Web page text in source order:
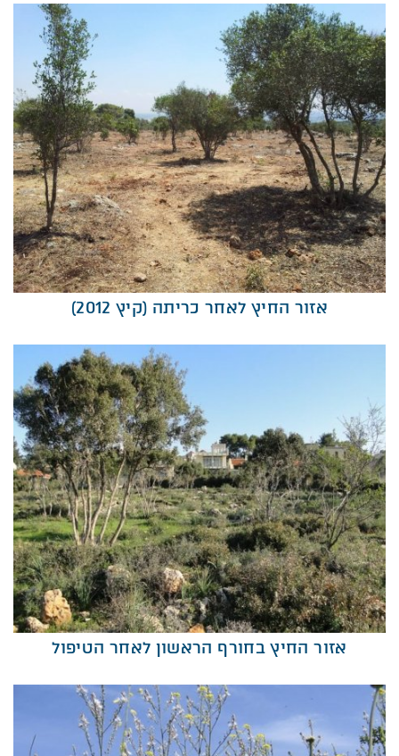
אזור החיץ לאחר כריתה (קיץ 2012)
אזור החיץ בחורף הראשון לאחר הטיפול